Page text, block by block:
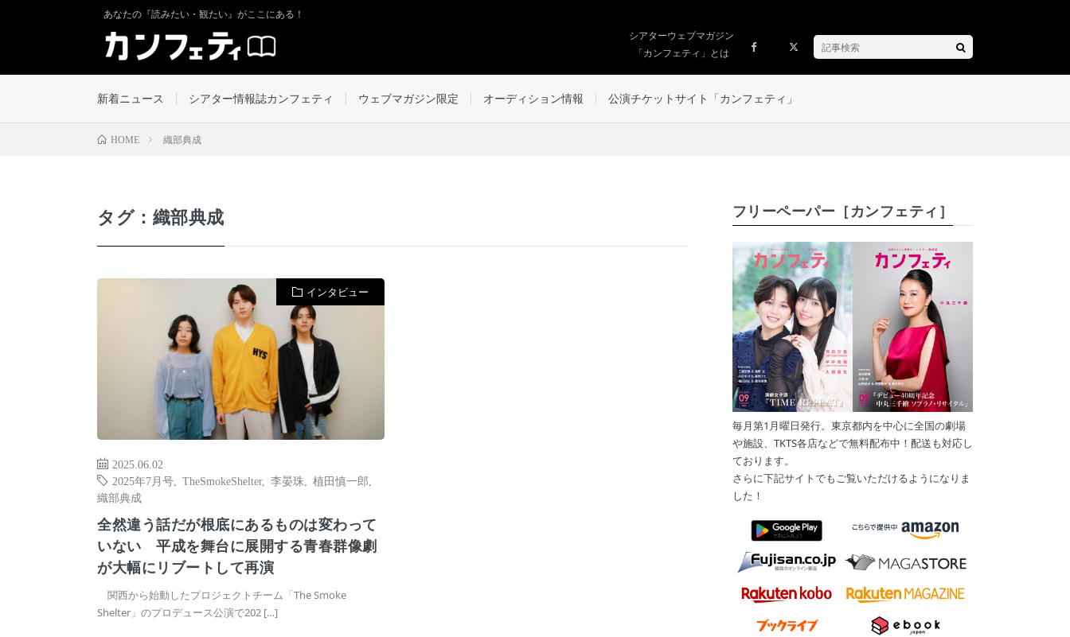
あなたの『読みたい・観たい』がここにある！
シアターウェブマガジン
「カンフェティ」とは
新着ニュース シアター情報誌カンフェティ ウェブマガジン限定 オーディション情報 公演チケットサイト「カンフェティ」
HOME 織部典成
タグ：織部典成
インタビュー
2025.06.02
2025年7月号
TheSmokeShelter, 李晏珠 植田慎一郎
織部典成
全然違う話だが根底にあるものは変わって
いない 平成を舞台に展開する青春群像劇
が大幅にリブートして再演
関西から始動したプロジェクトチーム「The Smoke
Shelter」のプロデュース公演で202 […]
フリーペーパー［カンフェティ］
毎月第1月曜日発行。東京都内を中心に全国の劇場
や施設、TKTS各店などで無料配布中！配送も対応し
ております。
さらに下記サイトでもご覧いただけるようになりま
した！